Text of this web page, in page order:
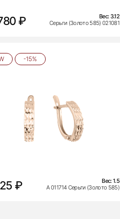
₽ Вес:3.12
Серьги (Золото 585) 021081
-15%
₽ Вес:1.5
А 011714 Серьги (Золото 585)